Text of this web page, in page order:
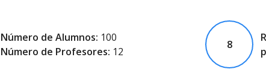
Número de Alumnos: 100
Número de Profesores: 12
8